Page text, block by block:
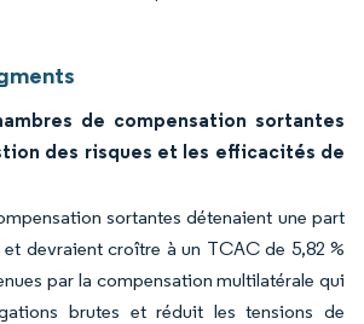
de compensation sortantes
des risques et les efficacités de
sortantes détenaient une part
et devraient croître à un TCAC de 5,82 %
par la compensation multilatérale qui
brutes et réduit les tensions de